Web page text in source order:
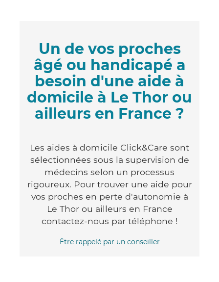
Un de vos proches
âgé ou handicapé a
besoin d'une aide à
domicile à Le Thor ou
ailleurs en France ?
Les aides à domicile Click&Care sont
sélectionnées sous la supervision de
médecins selon un processus
rigoureux. Pour trouver une aide pour
vos proches en perte d'autonomie à
Le Thor ou ailleurs en France
contactez-nous par téléphone !
Être rappelé par un conseiller